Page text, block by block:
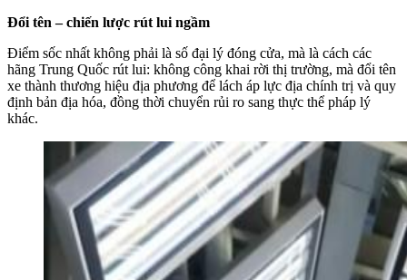
Đổi tên – chiến lược rút lui ngầm
Điểm sốc nhất không phải là số đại lý đóng cửa, mà là cách các
hãng Trung Quốc rút lui: không công khai rời thị trường, mà đổi tên
xe thành thương hiệu địa phương để lách áp lực địa chính trị và quy
định bản địa hóa, đồng thời chuyển rủi ro sang thực thể pháp lý
khác.